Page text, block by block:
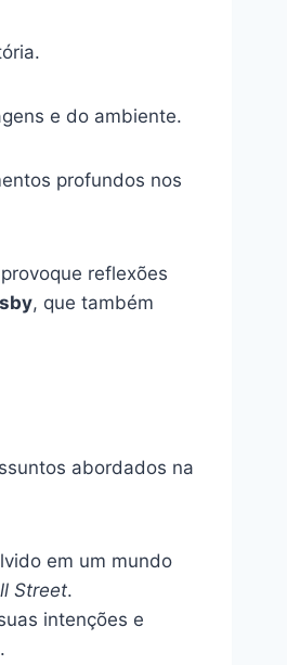
e do ambiente.
profundos nos
reflexões
, que também
abordados na
em um mundo
Street.
intenções e